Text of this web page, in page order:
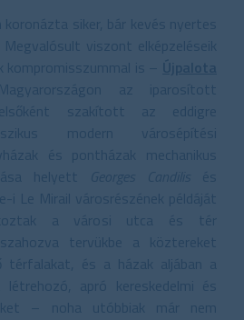
siker, bár kevés nyertes
viszont elképzeléseik
is – Újpalota
az iparosított
szakított az eddigre
modern városépítési
és pontházak mechanikus
helyett Georges Candilis
és
i Le Mirail városrészének példáját
a városi utca és tér
tervükbe a köztereket
térfalakat, és a házak aljában a
apró kereskedelmi és
– noha utóbbiak már nem